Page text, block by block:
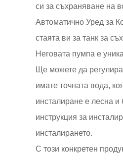
си за съхраняване на
Автоматично Уред за
стаята ви за танк за
Неговата пумпа е
Ще можете да
имате точната вода,
инсталиране е лесна и
инструкция за
инсталирането.
С този конкретен